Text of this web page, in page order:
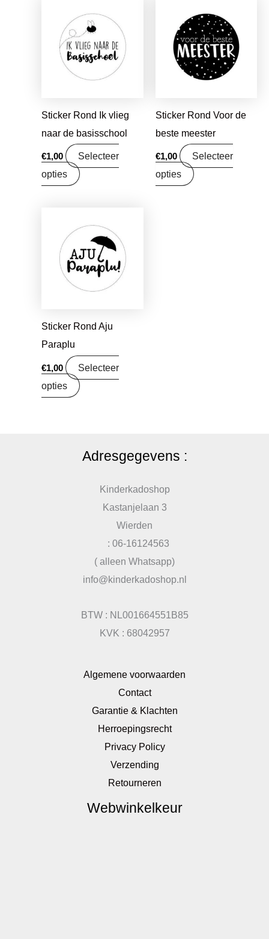
Sticker Rond Ik vlieg
naar de basisschool
€1,00
Selecteer
opties
Sticker Rond Voor de
beste meester
€1,00
Selecteer
opties
Sticker Rond Aju
Paraplu
€1,00
Selecteer
opties
Adresgegevens :
Kinderkadoshop
Kastanjelaan 3
Wierden
: 06-16124563
( alleen Whatsapp)
info@kinderkadoshop.nl
BTW : NL001664551B85
KVK : 68042957
Algemene voorwaarden
Contact
Garantie & Klachten
Herroepingsrecht
Privacy Policy
Verzending
Retourneren
Webwinkelkeur